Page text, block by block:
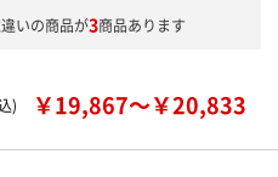
いの商品が3商品あります
)
￥19,867～￥20,833